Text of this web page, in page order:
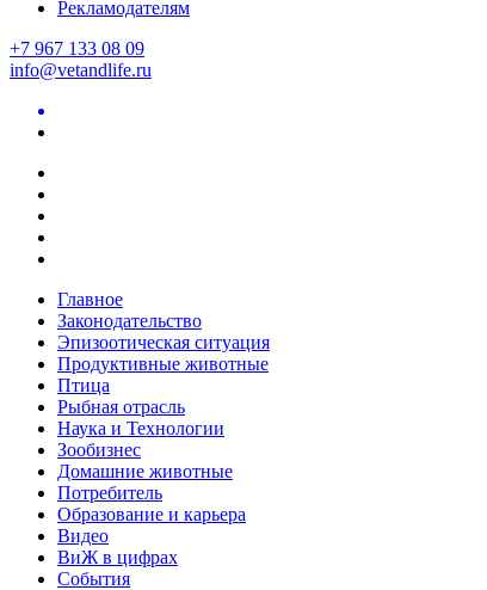
Рекламодателям
+7 967 133 08 09
info@vetandlife.ru
Главное
Законодательство
Эпизоотическая ситуация
Продуктивные животные
Птица
Рыбная отрасль
Наука и Технологии
Зообизнес
Домашние животные
Потребитель
Образование и карьера
Видео
ВиЖ в цифрах
События